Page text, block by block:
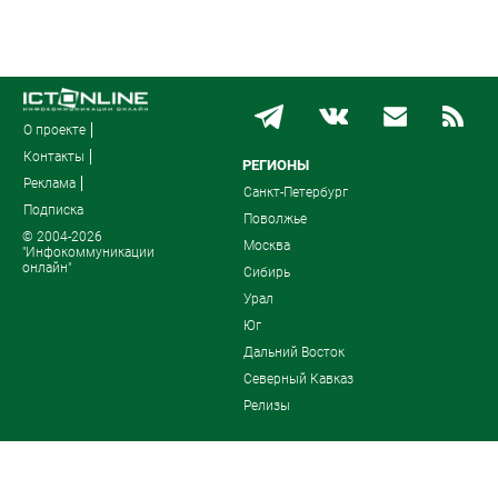
О проекте
Контакты
Реклама
Подписка
© 2004-2026
"Инфокоммуникации
онлайн"
РЕГИОНЫ
Санкт-Петербург
Поволжье
Москва
Сибирь
Урал
Юг
Дальний Восток
Северный Кавказ
Релизы